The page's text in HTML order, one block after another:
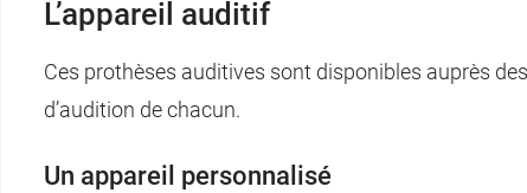
L’appareil auditif
Ces prothèses auditives sont disponibles auprès
d’audition de chacun.
Un appareil personnalisé